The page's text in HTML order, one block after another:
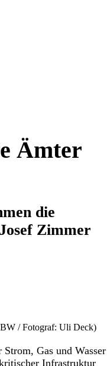
Ämter
die
Zimmer
/ Fotograf: Uli Deck)
Gas und Wasser
Infrastruktur